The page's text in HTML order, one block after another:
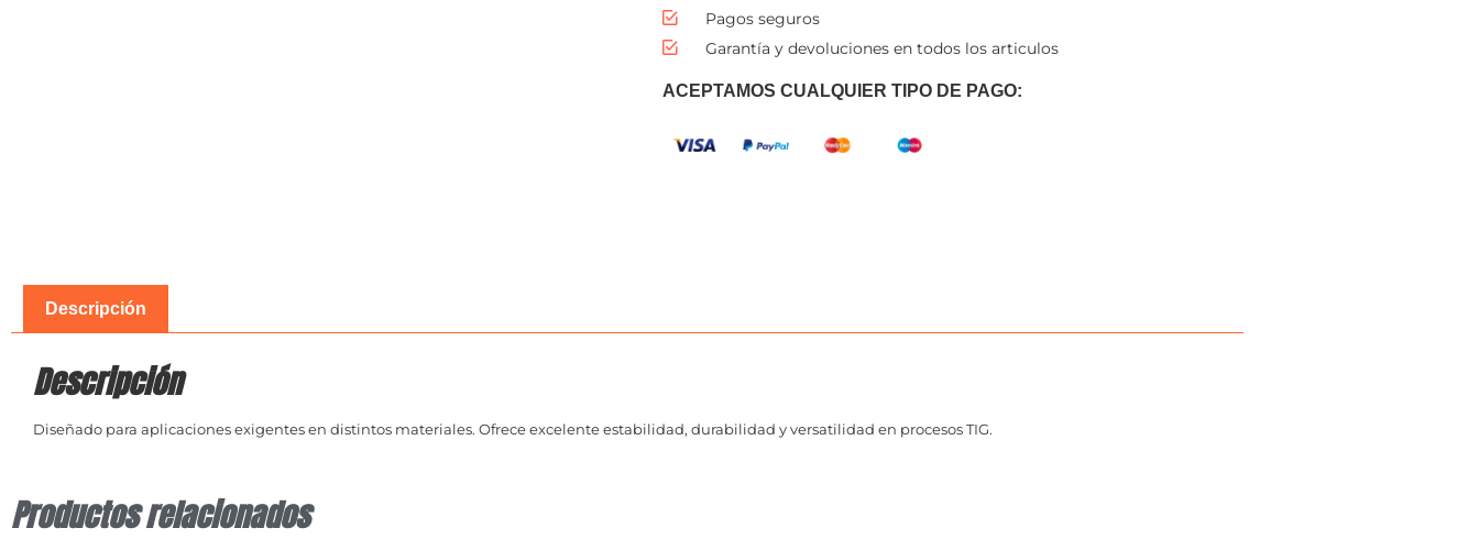
Pagos seguros
Garantía y devoluciones en todos los articulos
ACEPTAMOS CUALQUIER TIPO DE PAGO:
Descripción
Descripción
Diseñado para aplicaciones exigentes en distintos materiales. Ofrece excelente estabilidad, durabilidad y versatilidad en procesos TIG.
Productos relacionados